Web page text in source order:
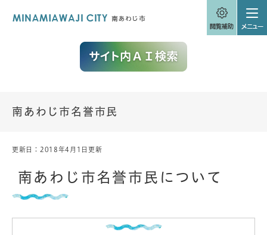
南あわじ市名誉市民
本
更新日：2018年4月1日更新
南あわじ市名誉市民について